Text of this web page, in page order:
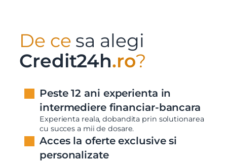
De ce sa alegi
Credit24h.ro?
Peste 12 ani experienta in
intermediere financiar-bancara
Experienta reala, dobandita prin solutionarea
cu succes a mii de dosare.
Acces la oferte exclusive si
personalizate